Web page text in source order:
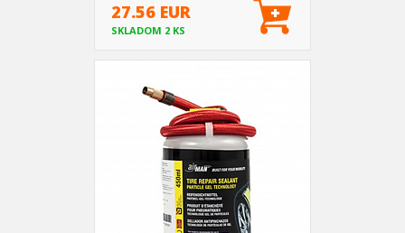
27.56 EUR
SKLADOM 2 KS